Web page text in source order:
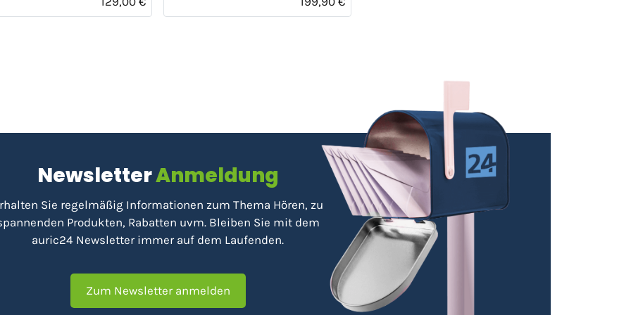
NewsletterAnmeldung
Sie regelmäßig Informationen zum Thema Hören, zu
Produkten, Rabatten uvm. Bleiben Sie mit dem
auric24 Newsletter immer auf dem Laufenden.
Zum Newsletter anmelden